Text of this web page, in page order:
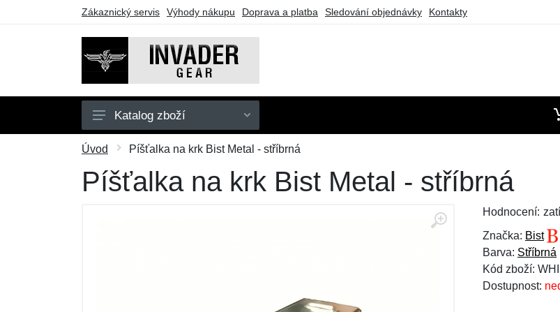
Zákaznický servis Výhody nákupu Doprava a platba Sledování objednávky Kontakty
Pánské
Doplňky
Katalog zboží
Úvod Píšťalka na krk Bist Metal - stříbrná
Píšťalka na krk Bist Metal - stříbrná
Hodnocení:
Značka: Bist
Barva: Stříbrná
Kód zboží:
Dostupnost: